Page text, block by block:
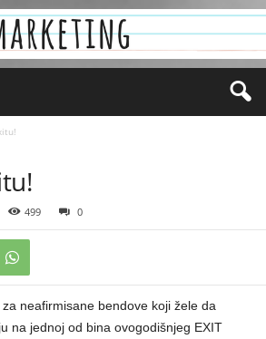
499 0
za neafirmisane bendove koji žele da
na jednoj od bina ovogodišnjeg EXIT